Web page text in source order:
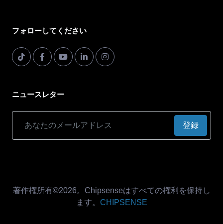
フォローしてください
ニュースレター
登録
著作権所有©2026。Chipsenseはすべての権利を保持し
ます。 CHIPSENSE